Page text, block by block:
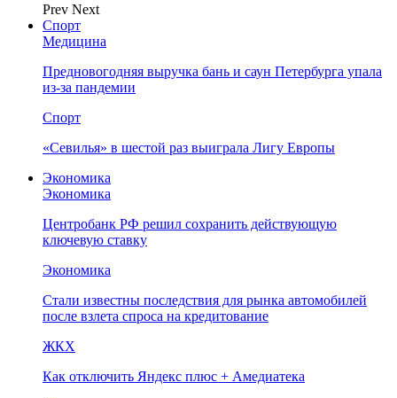
Prev Next
Спорт
Медицина
Предновогодняя выручка бань и саун Петербурга упала
из-за пандемии
Спорт
«Севилья» в шестой раз выиграла Лигу Европы
Экономика
Экономика
Центробанк РФ решил сохранить действующую
ключевую ставку
Экономика
Стали известны последствия для рынка автомобилей
после взлета спроса на кредитование
ЖКХ
Как отключить Яндекс плюс + Амедиатека